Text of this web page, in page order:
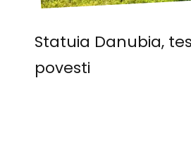
Statuia Danubia,
povesti